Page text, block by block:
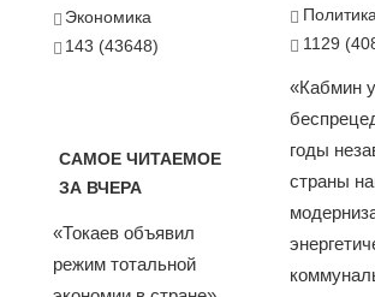
Экономика
143 (43648)
САМОЕ ЧИТАЕМОЕ
ЗА ВЧЕРА
«Токаев объявил
режим тотальной
Политика
1129
«Кабмин
годы
страны